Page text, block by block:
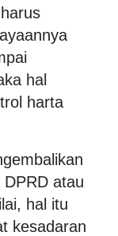
hal
harta
atau
hal itu
kesadaran